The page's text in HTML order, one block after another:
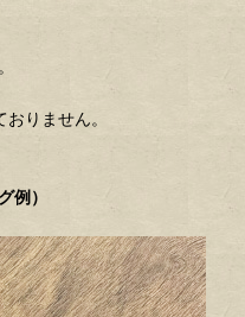
りません。
例）